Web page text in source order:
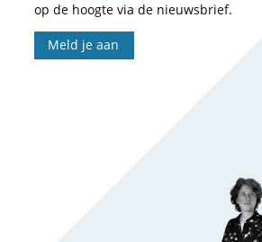
op de hoogte via de nieuwsbrief.
Meld je aan